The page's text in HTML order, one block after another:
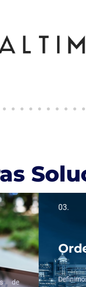
de
03.